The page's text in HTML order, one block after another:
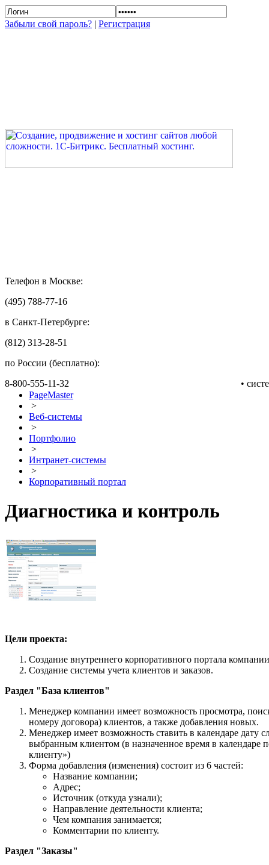
Забыли свой пароль? | Регистрация
Телефон в Москве:
(495) 788-77-16
в Санкт-Петербурге:
(812) 313-28-51
по России (бесплатно):
8-800-555-11-32
•
PageMaster
>
Веб-системы
>
Портфолио
>
Интранет-системы
>
Корпоративный портал
Диагностика и контроль
Цели проекта:
Создание внутреннего корпоративного портала
Создание системы учета клиентов и заказов.
Раздел "База клиентов"
Менеджер компании имеет возможность просмотра,
номеру договора) клиентов, а также добавления новых.
Менеджер имеет возможность ставить в календаре дату
выбранным клиентом (в назначенное время в календаре
клиенту»)
Форма добавления (изменения) состоит из 6 частей:
Название компании;
Адрес;
Источник (откуда узнали);
Направление деятельности клиента;
Чем компания занимается;
Комментарии по клиенту.
Раздел "Заказы"